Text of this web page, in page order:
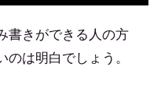
書きができる人の方
は明白でしょう。